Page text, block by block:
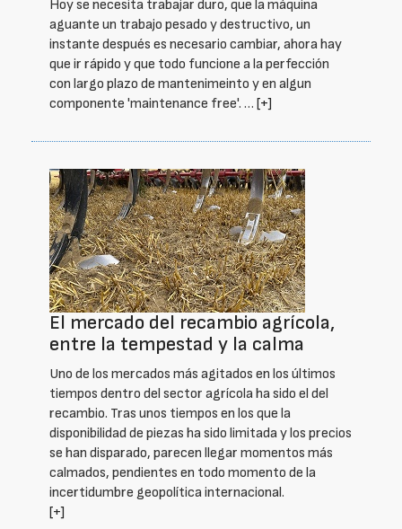
Hoy se necesita trabajar duro, que la máquina
aguante un trabajo pesado y destructivo, un
instante después es necesario cambiar, ahora hay
que ir rápido y que todo funcione a la perfección
con largo plazo de mantenimeinto y en algun
componente 'maintenance free'. … [+]
El mercado del recambio agrícola,
entre la tempestad y la calma
Uno de los mercados más agitados en los últimos
tiempos dentro del sector agrícola ha sido el del
recambio. Tras unos tiempos en los que la
disponibilidad de piezas ha sido limitada y los precios
se han disparado, parecen llegar momentos más
calmados, pendientes en todo momento de la
incertidumbre geopolítica internacional.
[+]